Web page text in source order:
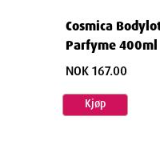
Cosmica
Parfyme 400ml
NOK 167.00
Kjøp